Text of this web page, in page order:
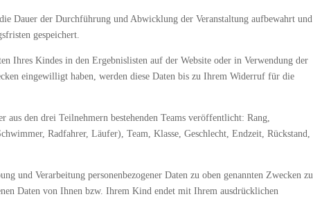
Dauer der Durchführung und Abwicklung der Veranstaltung aufbewahrt und
gespeichert.
Ihres Kindes in den Ergebnislisten auf der Website oder in Verwendung der
eingewilligt haben, werden diese Daten bis zu Ihrem Widerruf für die
den drei Teilnehmern bestehenden Teams veröffentlicht: Rang,
Radfahrer, Läufer), Team, Klasse, Geschlecht, Endzeit, Rückstand,
und Verarbeitung personenbezogener Daten zu oben genannten Zwecken zu
Daten von Ihnen bzw. Ihrem Kind endet mit Ihrem ausdrücklichen